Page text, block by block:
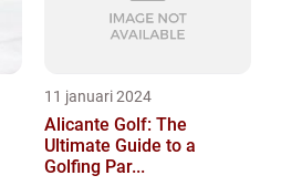
11 januari 2024
Alicante Golf: The
Ultimate Guide to a
Golfing Par...